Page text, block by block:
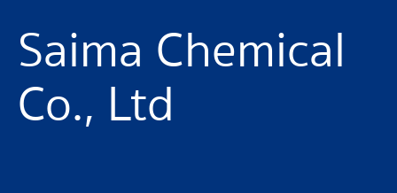
Saima Chemical
Co., Ltd